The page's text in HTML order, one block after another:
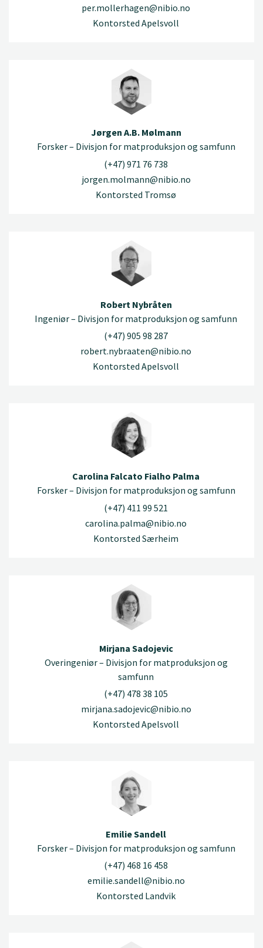
per.mollerhagen@nibio.no
Kontorsted Apelsvoll
Jørgen A.B. Mølmann
Forsker – Divisjon for matproduksjon og samfunn
(+47) 971 76 738
jorgen.molmann@nibio.no
Kontorsted Tromsø
Robert Nybråten
Ingeniør – Divisjon for matproduksjon og samfunn
(+47) 905 98 287
robert.nybraaten@nibio.no
Kontorsted Apelsvoll
Carolina Falcato Fialho Palma
Forsker – Divisjon for matproduksjon og samfunn
(+47) 411 99 521
carolina.palma@nibio.no
Kontorsted Særheim
Mirjana Sadojevic
Overingeniør – Divisjon for matproduksjon og
samfunn
(+47) 478 38 105
mirjana.sadojevic@nibio.no
Kontorsted Apelsvoll
Emilie Sandell
Forsker – Divisjon for matproduksjon og samfunn
(+47) 468 16 458
emilie.sandell@nibio.no
Kontorsted Landvik